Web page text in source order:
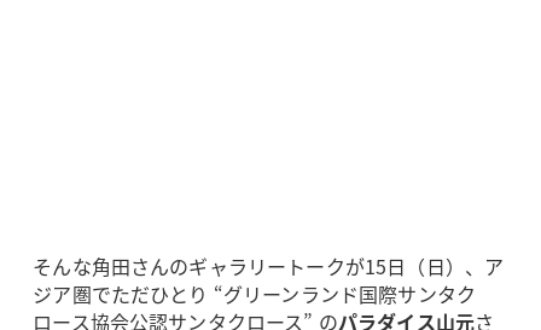
そんな角田さんのギャラリートークが15日（日）、ア
ジア圏でただひとり “グリーンランド国際サンタク
ロース協会公認サンタクロース” のパラダイス山元さ